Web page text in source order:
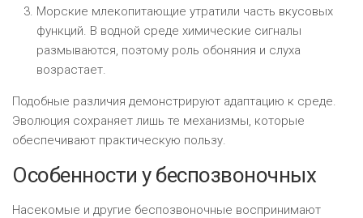
Морские млекопитающие утратили часть вкусовых
функций. В водной среде химические сигналы
размываются, поэтому роль обоняния и слуха
возрастает.
Подобные различия демонстрируют адаптацию к среде.
Эволюция сохраняет лишь те механизмы, которые
обеспечивают практическую пользу.
Особенности у беспозвоночных
Насекомые и другие беспозвоночные воспринимают